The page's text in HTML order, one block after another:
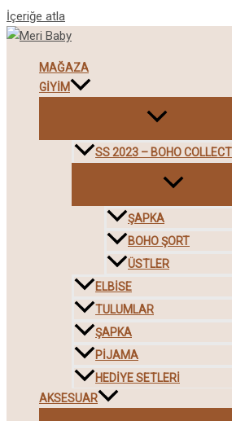
İçeriğe atla
MAĞAZA
GIYIM
SS 2023 – BOHO
ŞAPKA
BOHO ŞORT
ÜSTLER
ELBISE
TULUMLAR
ŞAPKA
PIJAMA
HEDIYE SETLERI
AKSESUAR